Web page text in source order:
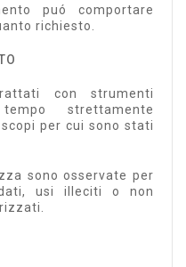
puó comportare
richiesto.
con strumenti
strettamente
per cui sono stati
sono osservate per
usi illeciti o non